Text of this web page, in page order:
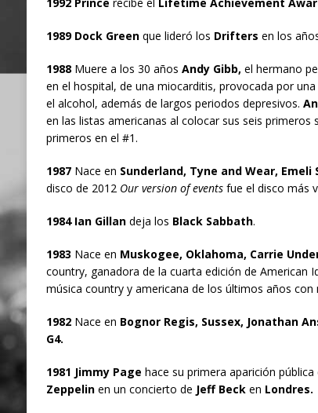
1989 Dock Greenque lideró los Drifters en los
1988Muere a los 30 años Andy Gibb, el hermano
en el hospital, de una miocarditis, provocada por
el alcohol, además de largos periodos depresivos.
en las listas americanas al colocar sus seis
primeros en el #1.
1987Nace en Sunderland, Tyne and Wear, Emeli
disco de 2012Our version of eventsfue el disco más
1984 Ian Gillandeja los Black Sabbath.
1983 Nace en Muskogee, Oklahoma, Carrie
country, ganadora de la cuarta edición de American
música country y americana de los últimos años
1982Nace en Bognor Regis, Sussex, Jonathan
G4.
1981 Jimmy Page hace su primera aparición
Zeppelinen un concierto de Jeff Becken Londres.